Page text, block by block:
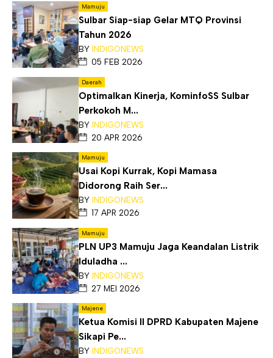
Mamuju
Sulbar Siap-siap Gelar MTQ Provinsi
Tahun 2026
BY INDIGONEWS
05 FEB 2026
Daerah
Optimalkan Kinerja, KominfoSS Sulbar
Perkokoh M...
BY INDIGONEWS
20 APR 2026
Mamuju
Usai Kopi Kurrak, Kopi Mamasa
Didorong Raih Ser...
BY INDIGONEWS
17 APR 2026
Mamuju
PLN UP3 Mamuju Jaga Keandalan Listrik
Iduladha ...
BY INDIGONEWS
27 MEI 2026
Majene
Ketua Komisi II DPRD Kabupaten Majene
Sikapi Pe...
BY INDIGONEWS